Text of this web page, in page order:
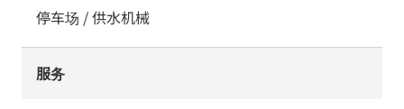
停车场 / 供水机械
服务